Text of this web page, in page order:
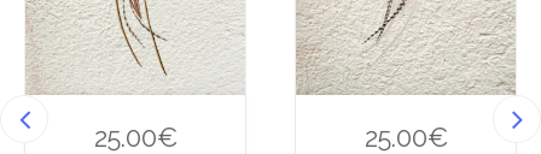
R
N
O
I
hlist
25.00€
hlist
25.00€